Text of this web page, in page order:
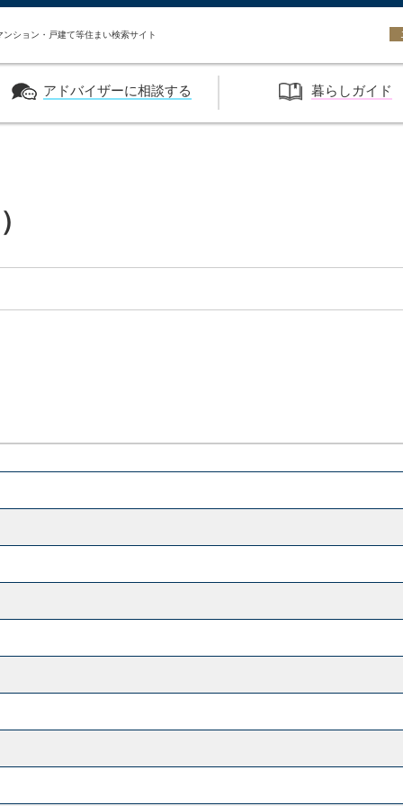
まい HASEKO URBEST
ション・戸建て等住まい検索サイト
アドバイザーに相談する 暮らしガイド